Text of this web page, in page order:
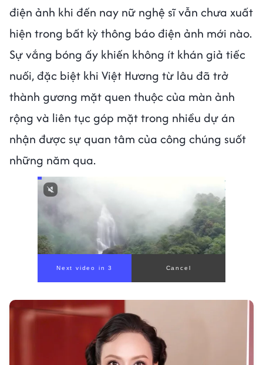
điện ảnh khi đến nay nữ nghệ sĩ vẫn chưa xuất
hiện trong bất kỳ thông báo điện ảnh mới nào.
Sự vắng bóng ấy khiến không ít khán giả tiếc
nuối, đặc biệt khi Việt Hương từ lâu đã trở
thành gương mặt quen thuộc của màn ảnh
rộng và liên tục góp mặt trong nhiều dự án
nhận được sự quan tâm của công chúng suốt
những năm qua.
Next video in 1 Cancel